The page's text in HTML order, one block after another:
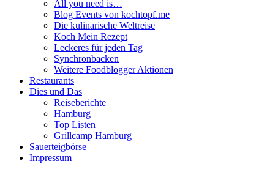
All you need is…
Blog Events von kochtopf.me
Die kulinarische Weltreise
Koch Mein Rezept
Leckeres für jeden Tag
Synchronbacken
Weitere Foodblogger Aktionen
Restaurants
Dies und Das
Reiseberichte
Hamburg
Top Listen
Grillcamp Hamburg
Sauerteigbörse
Impressum